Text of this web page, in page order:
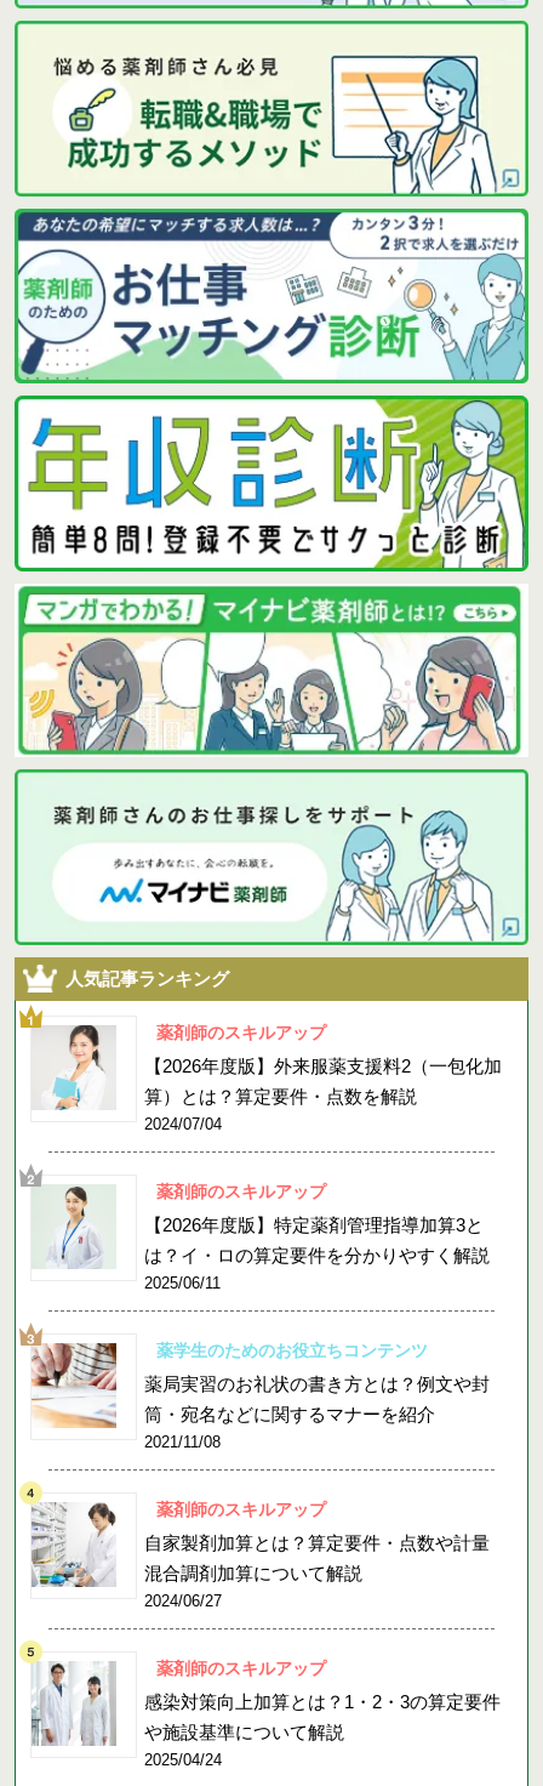
人気記事ランキング
薬剤師のスキルアップ
【2026年度版】外来服薬支援料2（一包化加
算）とは？算定要件・点数を解説
2024/07/04
薬剤師のスキルアップ
【2026年度版】特定薬剤管理指導加算3と
は？イ・ロの算定要件を分かりやすく解説
2025/06/11
薬学生のためのお役立ちコンテンツ
薬局実習のお礼状の書き方とは？例文や封
筒・宛名などに関するマナーを紹介
2021/11/08
薬剤師のスキルアップ
自家製剤加算とは？算定要件・点数や計量
混合調剤加算について解説
2024/06/27
薬剤師のスキルアップ
感染対策向上加算とは？1・2・3の算定要件
や施設基準について解説
2025/04/24